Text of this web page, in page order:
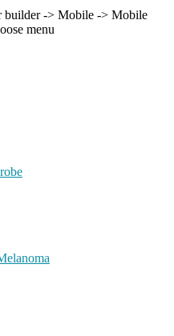
builder -> Mobile -> Mobile
menu